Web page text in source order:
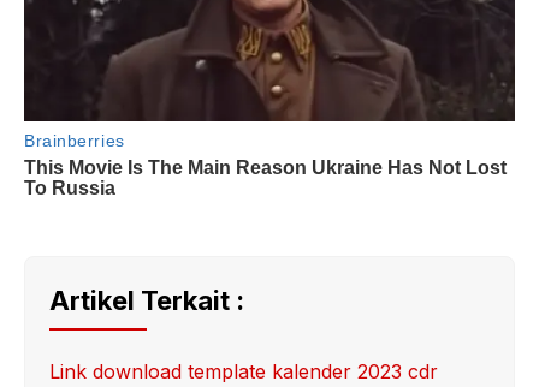
Artikel Terkait :
Link download template kalender 2023 cdr